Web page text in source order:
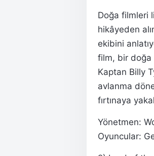
Doğa filmleri
hikâyeden
ekibini
film, bir doğa
Kaptan Billy
avlanma
fırtınaya
Yönetmen:
Oyuncular: